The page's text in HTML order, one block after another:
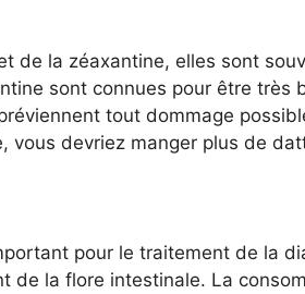
de la zéaxantine, elles sont
sont connues pour être très
tout dommage
vous devriez manger plus de
pour le traitement de la
de la flore intestinale. La